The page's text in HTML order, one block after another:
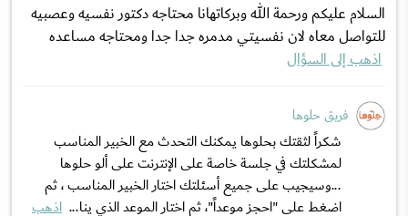
السلام عليكم ورحمة الله وبركاتهانا محتاجه دكتور نفسيه وعصبيه
للتواصل معاه لان نفسيتي مدمره جدا جدا ومحتاجه مساعده
اذهب إلى السؤال
فريق حلوها
شكراً لثقتك بحلوها يمكنك التحدث مع الخبير المناسب
لمشكلتك في جلسة خاصة على الإنترنت على ألو حلوها
...وسيجيب على جميع أسئلتك اختار الخبير المناسب ، ثم
اضغط على "احجز موعداً"، ثم اختار الموعد الذي ينا... اذهب